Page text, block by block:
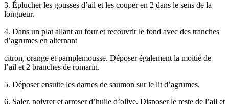
3. Éplucher les gousses d’ail et les couper en 2 dans le sens de la
longueur.
4. Dans un plat allant au four et recouvrir le fond avec des tranches
d’agrumes en alternant
citron, orange et pamplemousse. Déposer également la moitié de
l’ail et 2 branches de romarin.
5. Déposer ensuite les darnes de saumon sur le lit d’agrumes.
6. Saler, poivrer et arroser d’huile d’olive. Disposer le reste de l’ail et